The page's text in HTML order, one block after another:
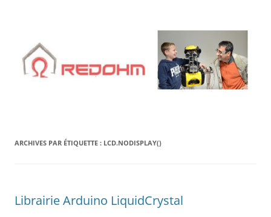
ARCHIVES PAR ÉTIQUETTE : LCD.NODISPLAY()
Librairie Arduino LiquidCrystal